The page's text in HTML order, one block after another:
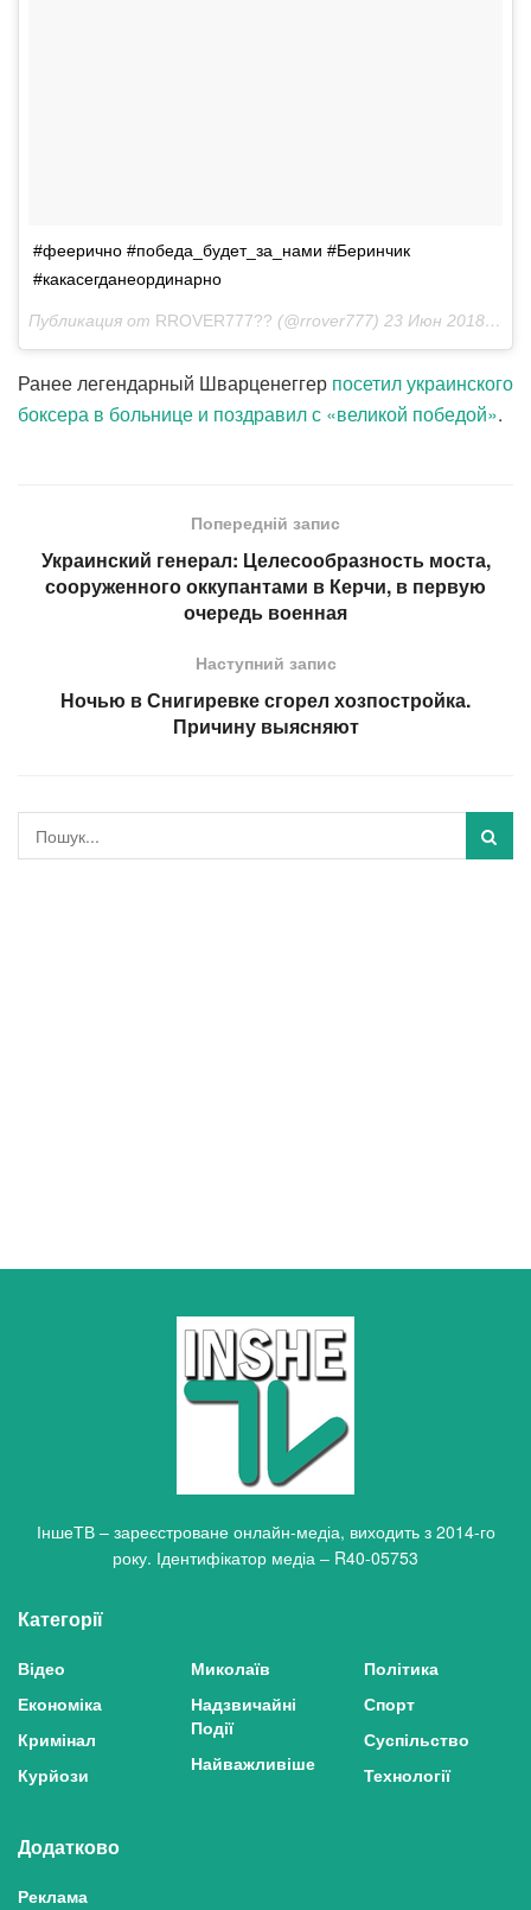
#феерично #победа_будет_за_нами #Беринчик
#какасегданеординарно
Публикация от RROVER777?? (@rrover777) 23 Июн 2018 в 12:10 PDT
Ранее легендарный Шварценеггер посетил украинского
боксера в больнице и поздравил с «великой победой».
Попередній запис
Украинский генерал: Целесообразность моста,
сооруженного оккупантами в Керчи, в первую
очередь военная
Наступний запис
Ночью в Снигиревке сгорел хозпостройка.
Причину выясняют
ІншеТВ – зареєстроване онлайн-медіа, виходить з 2014-го
року. Ідентифікатор медіа – R40-05753
Категорії
Відео
Економіка
Кримінал
Курйози
Миколаїв
Надзвичайні
Події
Найважливіше
Політика
Спорт
Суспільство
Технології
Додатково
Реклама